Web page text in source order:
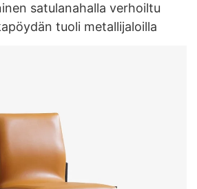
satulanahalla verhoiltu
tuoli metallijaloilla